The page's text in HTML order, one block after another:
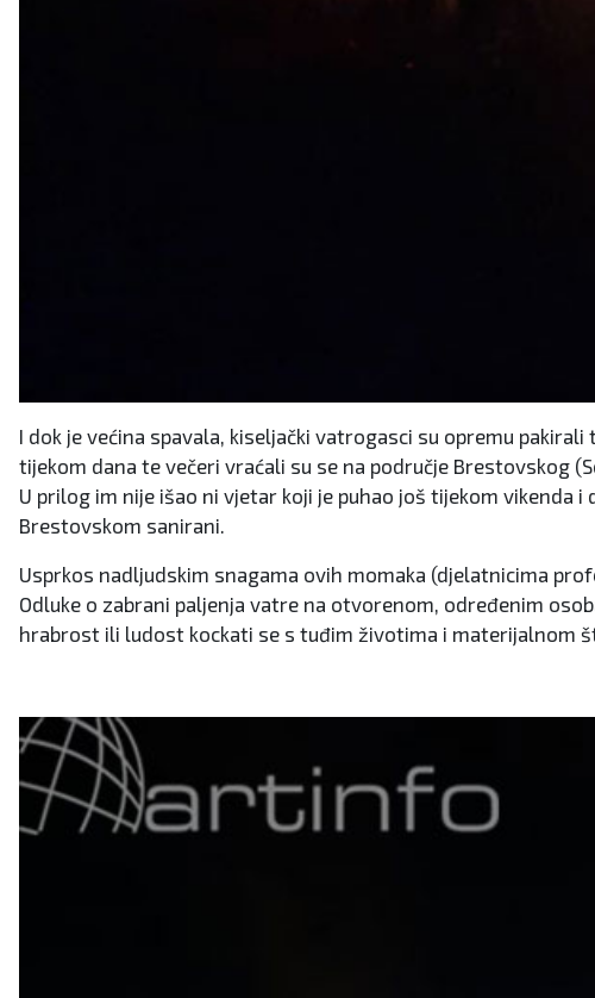
I dok je većina spavala, kiseljački vatrogasci su opremu
tijekom dana te večeri vraćali su se na područje Brestovskog
U prilog im nije išao ni vjetar koji je puhao još tijekom vikenda
Brestovskom sanirani.
Usprkos nadljudskim snagama ovih momaka (djelatnicima
Odluke o zabrani paljenja vatre na otvorenom, određenim
hrabrost ili ludost kockati se s tuđim životima i materijalnom